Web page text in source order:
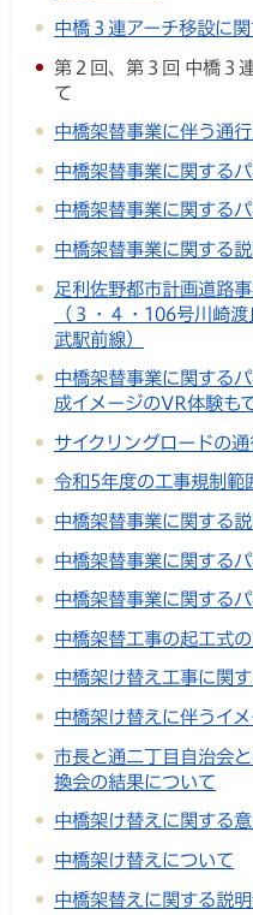
中橋３連アーチ移設に
第２回、第３回 中橋３
て
中橋架替事業に伴う通
中橋架替事業に関する
中橋架替事業に関する
中橋架替事業に関する
足利佐野都市計画道路
（３・４・106号川崎
武駅前線）
中橋架替事業に関する
成イメージのVR体験も
サイクリングロードの
令和5年度の工事規制範
中橋架替事業に関する
中橋架替事業に関する
中橋架替事業に関する
中橋架替工事の起工式
中橋架け替え工事に関
中橋架け替えに伴うイ
市長と通二丁目自治会
換会の結果について
中橋架け替えに関する
中橋架け替えについて
中橋架替えに関する説